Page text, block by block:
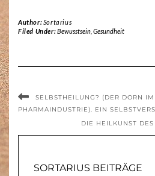
Author:Sortarius
Filed Under:Bewusstsein, Gesundheit
SELBSTHEILUNG? (DER DORN
PHARMAINDUSTRIE). EIN
DIE HEILKUNST
SORTARIUS BEITRÄGE